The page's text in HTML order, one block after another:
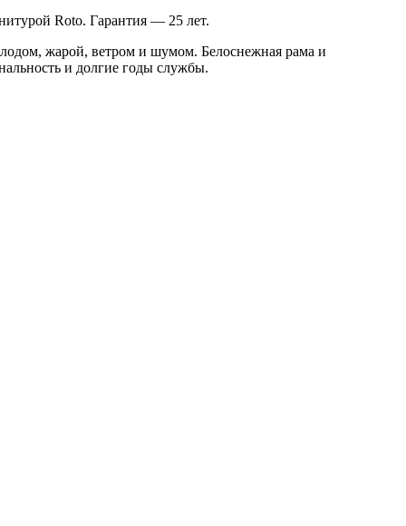
Roto. Гарантия — 25 лет.
жарой, ветром и шумом. Белоснежная рама и
и долгие годы службы.